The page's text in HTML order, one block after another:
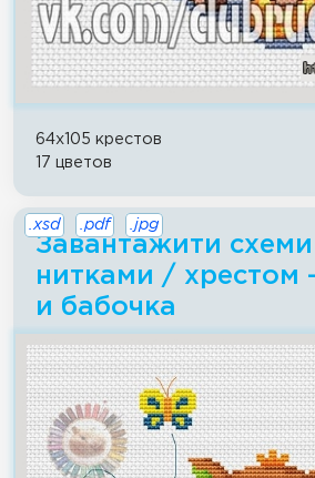
64x105 крестов
17 цветов
Завантажити
нитками / хрестом
и бабочка
.xsd .pdf .jpg